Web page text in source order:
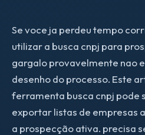
Se voce ja perdeu tempo
utilizar a busca cnpj para
gargalo provavelmente nao
desenho do processo. Este
ferramenta busca cnpj pode
exportar listas de empresas
a prospecção ativa. precisa